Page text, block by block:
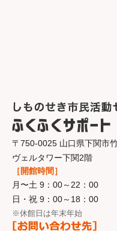
〒750-0025 山口県下関市
ヴェルタワー下関2階
［開館時間］
月〜土 9：00～22：00
日・祝 9：00～18：00
※休館日は年末年始